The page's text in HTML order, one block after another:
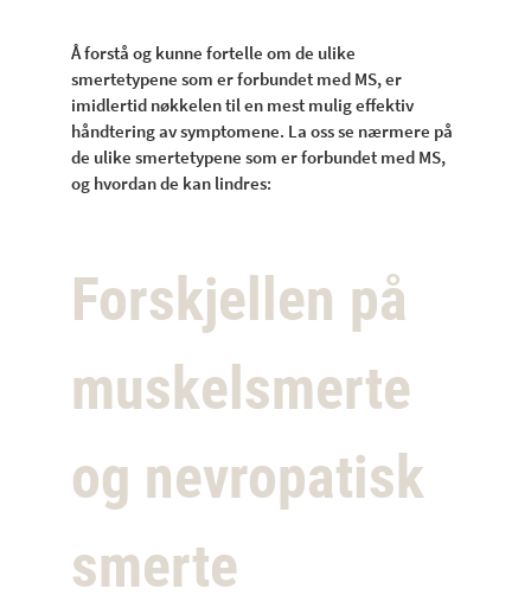
Å forstå og kunne fortelle om de ulike
smertetypene som er forbundet med MS, er
imidlertid nøkkelen til en mest mulig effektiv
håndtering av symptomene. La oss se nærmere på
de ulike smertetypene som er forbundet med MS,
og hvordan de kan lindres:
Forskjellen på
muskelsmerte
og nevropatisk
smerte